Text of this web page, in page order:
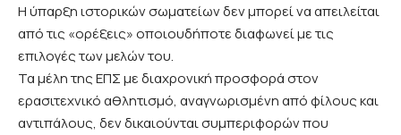
Η ύπαρξη ιστορικών σωματείων δεν μπορεί να απειλείται
από τις «ορέξεις» οποιουδήποτε διαφωνεί με τις
επιλογές των μελών του.
Τα μέλη της ΕΠΣ με διαχρονική προσφορά στον
ερασιτεχνικό αθλητισμό, αναγνωρισμένη από φίλους και
αντιπάλους, δεν δικαιούνται συμπεριφορών που